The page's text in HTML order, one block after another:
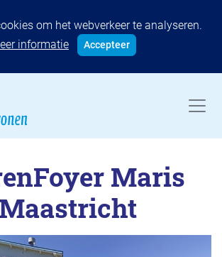
om het webverkeer te analyseren.
informatie
Accepteer
Maris